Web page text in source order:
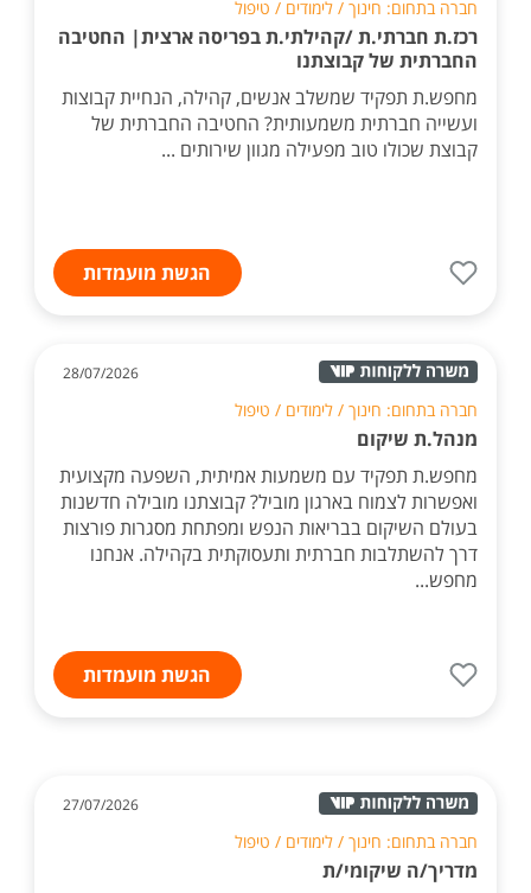
חברה בתחום: חינוך / לימודים / טיפול
רכז.ת חברתי.ת /קהילתי.ת בפריסה ארצית| החטיבה
החברתית של קבוצתנו
מחפש.ת תפקיד שמשלב אנשים, קהילה, הנחיית קבוצות
ועשייה חברתית משמעותית? החטיבה החברתית של
קבוצת שכולו טוב מפעילה מגוון שירותים ...
הגשת מועמדות
28/07/2026
חברה בתחום: חינוך / לימודים / טיפול
מנהל.ת שיקום
מחפש.ת תפקיד עם משמעות אמיתית, השפעה מקצועית
ואפשרות לצמוח בארגון מוביל? קבוצתנו מובילה חדשנות
בעולם השיקום בבריאות הנפש ומפתחת מסגרות פורצות
דרך להשתלבות חברתית ותעסוקתית בקהילה. אנחנו
מחפש...
הגשת מועמדות
27/07/2026
חברה בתחום: חינוך / לימודים / טיפול
מדריך/ה שיקומי/ת